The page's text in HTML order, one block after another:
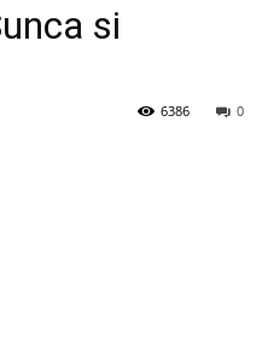
si
0
6386